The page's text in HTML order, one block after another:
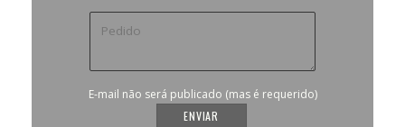
E-mail não será publicado (mas é requerido)